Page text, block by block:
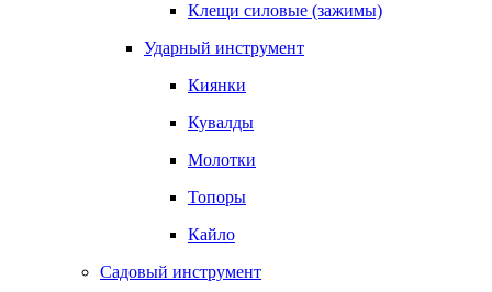
Клещи силовые (зажимы)
Ударный инструмент
Киянки
Кувалды
Молотки
Топоры
Кайло
Садовый инструмент